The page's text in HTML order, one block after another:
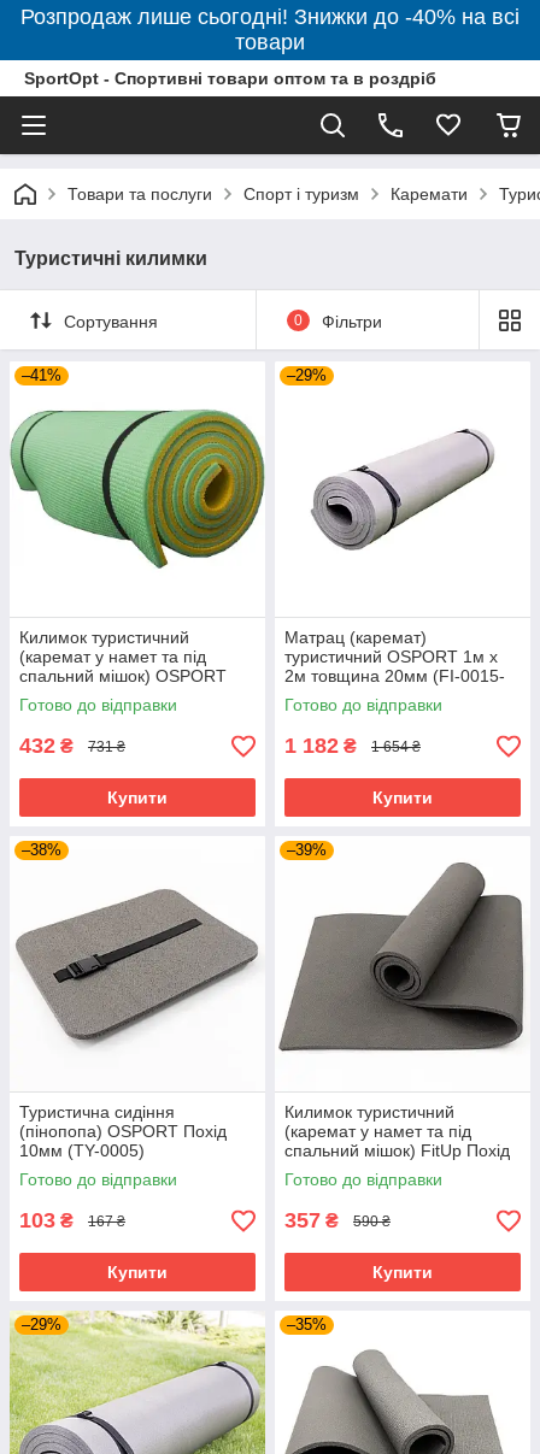
Розпродаж лише сьогодні! Знижки до -40% на всі
товари
SportOpt - Спортивні товари оптом та в роздріб
Товари та послуги Спорт і туризм Каремати
Туристичні килимки
Сортування 0 Фільтри
–41%
Килимок туристичний
(каремат у намет та під
спальний мішок) OSPORT
Tourist 10мм (FI-0082)
Жовто-зелений
Готово до відправки
432 ₴ 731 ₴
Купити
–29%
Матрац (каремат)
туристичний OSPORT 1м х
2м товщина 20мм (FI-0015-
20)
Готово до відправки
1 182 ₴ 1 654 ₴
Купити
–38%
Туристична сидіння
(пінопопа) OSPORT Похід
10мм (TY-0005)
Готово до відправки
103 ₴ 167 ₴
Купити
–39%
Килимок туристичний
(каремат у намет та під
спальний мішок) FitUp Похід
10мм (F-00004)
Готово до відправки
357 ₴ 590 ₴
Купити
–29% –35%